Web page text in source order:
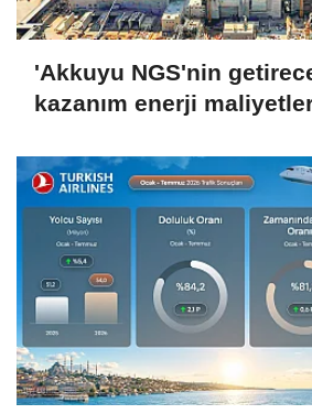
'Akkuyu NGS'nin
kazanım enerji